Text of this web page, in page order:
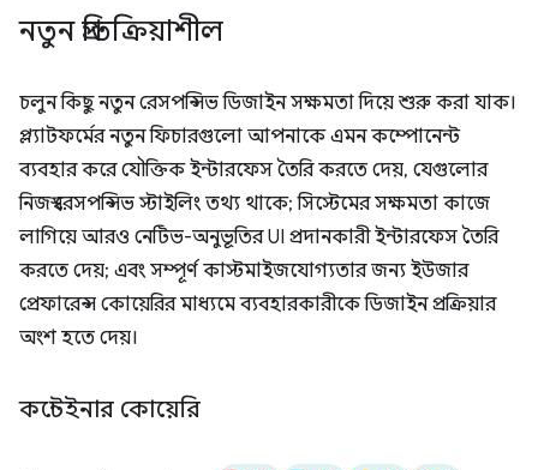
নতুন প্রতিক্রিয়াশীল
চলুন কিছু নতুন রেসপন্সিভ ডিজাইন সক্ষমতা দিয়ে শুরু করা যাক।
প্ল্যাটফর্মের নতুন ফিচারগুলো আপনাকে এমন কম্পোনেন্ট
ব্যবহার করে যৌক্তিক ইন্টারফেস তৈরি করতে দেয়, যেগুলোর
নিজস্ব রেসপন্সিভ স্টাইলিং তথ্য থাকে; সিস্টেমের সক্ষমতা কাজে
লাগিয়ে আরও নেটিভ-অনুভূতির UI প্রদানকারী ইন্টারফেস তৈরি
করতে দেয়; এবং সম্পূর্ণ কাস্টমাইজযোগ্যতার জন্য ইউজার
প্রেফারেন্স কোয়েরির মাধ্যমে ব্যবহারকারীকে ডিজাইন প্রক্রিয়ার
অংশ হতে দেয়।
কন্টেইনার কোয়েরি